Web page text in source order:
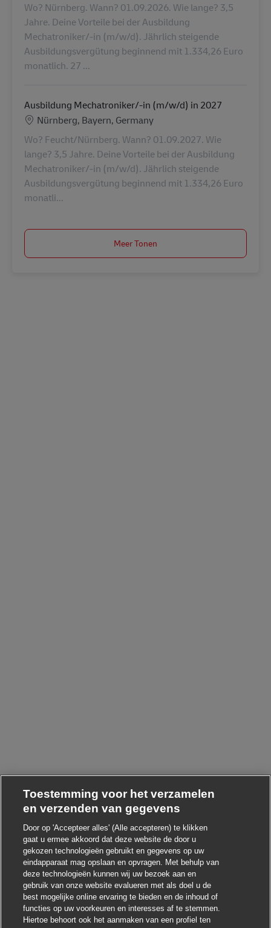
Wo? Nürnberg. Wann? 01.09.2026. Wie lange? 3,5
Jahre. Deine Vorteile bei der Ausbildung
Mechatroniker/-in (m/w/d). Jährlich steigende
Ausbildungsvergütung beginnend mit 1.334,26 Euro
monatlich. 27 ...
Ausbildung Mechatroniker/-in (m/w/d) in 2027
Locatie
Nürnberg, Bayern, Germany
Wo? Feucht/Nürnberg. Wann? 01.09.2027. Wie
lange? 3,5 Jahre. Deine Vorteile bei der Ausbildung
Mechatroniker/-in (m/w/d). Jährlich steigende
Ausbildungsvergütung beginnend mit 1.334,26 Euro
monatli...
Meer Tonen
Toestemming voor het verzamelen
en verzenden van gegevens
Door op 'Accepteer alles' (Alle accepteren) te klikken
gaat u ermee akkoord dat deze website de door u
gekozen technologieën gebruikt en gegevens op uw
eindapparaat mag opslaan en opvragen. Met behulp van
deze technologieën kunnen wij uw bezoek aan en
gebruik van onze website evalueren met als doel u de
best mogelijke online ervaring te bieden en de inhoud of
functies op uw voorkeuren en interesses af te stemmen.
Hiertoe behoort ook het aanmaken van een profiel ten
Hoi ! Heb je interesse in deze baan? Chatbot-melding
Ik ben geïnteresseerd
Soortgelijke banen zoeken